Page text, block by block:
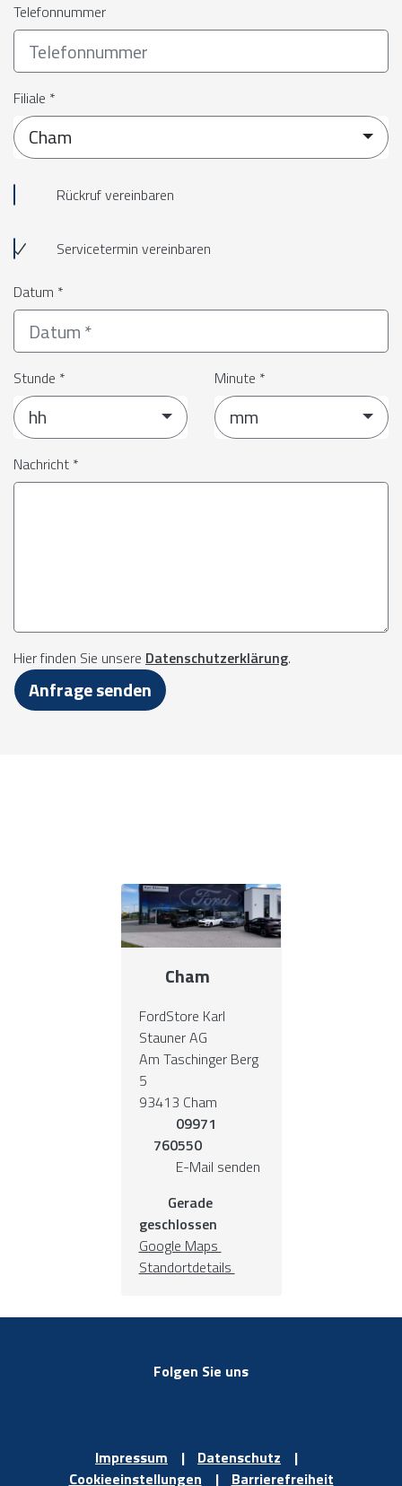
Telefonnummer
Filiale *
Cham
Rückruf vereinbaren
Servicetermin vereinbaren
Datum *
Stunde *
hh
Minute *
mm
Nachricht *
Hier finden Sie unsere Datenschutzerklärung.
Anfrage senden
Cham
FordStore Karl
Stauner AG
Am Taschinger Berg
5
93413 Cham
09971
760550
E-Mail senden
Gerade
geschlossen
Google Maps
Standortdetails
Folgen Sie uns
Impressum
Datenschutz
Cookieeinstellungen
Barrierefreiheit